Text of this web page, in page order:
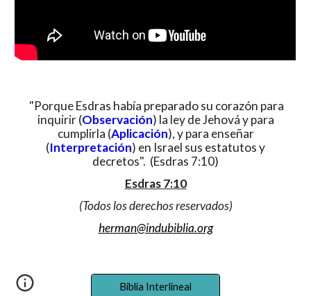
"Porque Esdras había preparado su corazón para
inquirir (Observación) la ley de Jehová y para
cumplirla (Aplicación), y para enseñar
(Interpretación) en Israel sus estatutos y
decretos". (Esdras 7:10)
Esdras 7:10
(Todos los derechos reservados)
herman@indubiblia.org
Biblia Interlineal